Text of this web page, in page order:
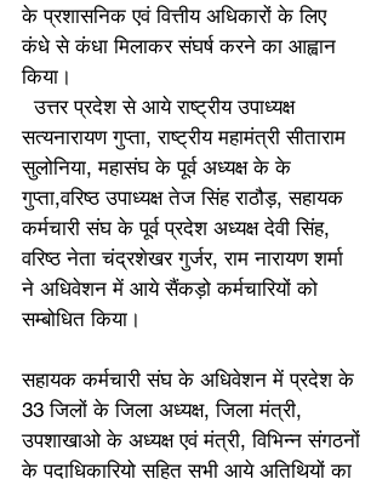
के प्रशासनिक एवं वित्तीय अधिकारों के लिए
कंधे से कंधा मिलाकर संघर्ष करने का आह्वान
किया।
  उत्तर प्रदेश से आये राष्ट्रीय उपाध्यक्ष
सत्यनारायण गुप्ता, राष्ट्रीय महामंत्री सीताराम
सुलोनिया, महासंघ के पूर्व अध्यक्ष के के
गुप्ता,वरिष्ठ उपाध्यक्ष तेज सिंह राठौड़, सहायक
कर्मचारी संघ के पूर्व प्रदेश अध्यक्ष देवी सिंह,
वरिष्ठ नेता चंद्रशेखर गुर्जर, राम नारायण शर्मा
ने अधिवेशन में आये सैंकड़ो कर्मचारियों को
सम्बोधित किया।
सहायक कर्मचारी संघ के अधिवेशन में प्रदेश के
33 जिलों के जिला अध्यक्ष, जिला मंत्री,
उपशाखाओ के अध्यक्ष एवं मंत्री, विभिन्न संगठनों
के पदाधिकारियो सहित सभी आये अतिथियों का